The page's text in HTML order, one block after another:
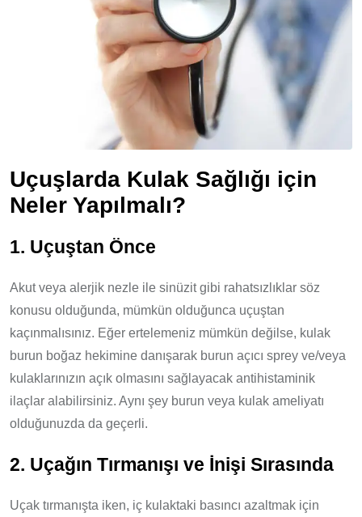
Uçuşlarda Kulak Sağlığı için
Neler Yapılmalı?
1. Uçuştan Önce
Akut veya alerjik nezle ile sinüzit gibi rahatsızlıklar söz
konusu olduğunda, mümkün olduğunca uçuştan
kaçınmalısınız. Eğer ertelemeniz mümkün değilse, kulak
burun boğaz hekimine danışarak burun açıcı sprey ve/veya
kulaklarınızın açık olmasını sağlayacak antihistaminik
ilaçlar alabilirsiniz. Aynı şey burun veya kulak ameliyatı
olduğunuzda da geçerli.
2. Uçağın Tırmanışı ve İnişi Sırasında
Uçak tırmanışta iken, iç kulaktaki basıncı azaltmak için